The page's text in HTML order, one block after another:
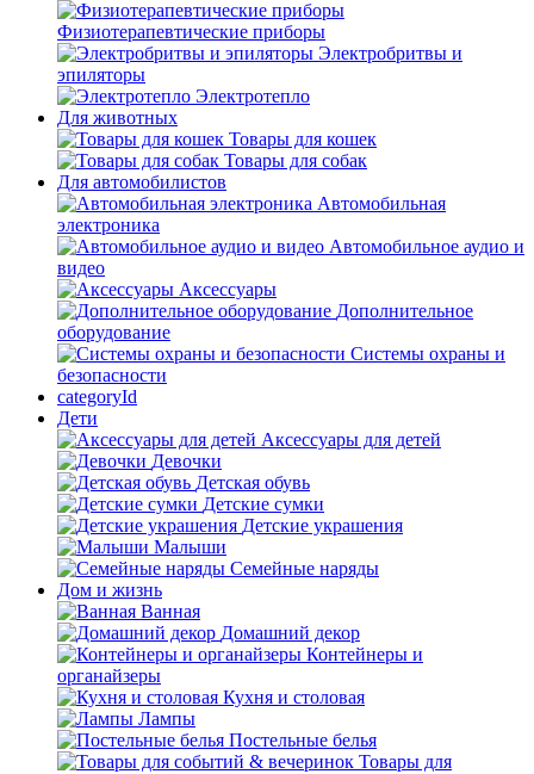
Физиотерапевтические приборы
Электробритвы и
эпиляторы
Электротепло
Для животных
Товары для кошек
Товары для собак
Для автомобилистов
Автомобильная
электроника
Автомобильное аудио и
видео
Аксессуары
Дополнительное
оборудование
Системы охраны и
безопасности
categoryId
Дети
Аксессуары для детей
Девочки
Детская обувь
Детские сумки
Детские украшения
Малыши
Семейные наряды
Дом и жизнь
Ванная
Домашний декор
Контейнеры и
органайзеры
Кухня и столовая
Лампы
Постельные белья
Товары для